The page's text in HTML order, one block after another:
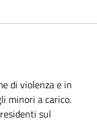
di violenza e in
minori a carico.
sul